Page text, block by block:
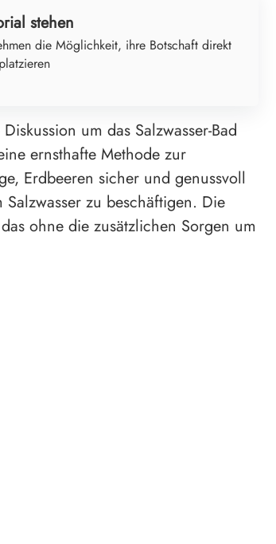
stehen
die Möglichkeit, ihre Botschaft direkt
um das Salzwasser-Bad
ernsthafte Methode zur
Erdbeeren sicher und genussvoll
zu beschäftigen. Die
ohne die zusätzlichen Sorgen um